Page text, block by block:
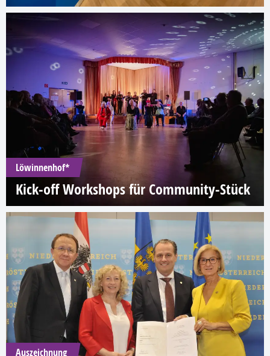
Löwinnenhof*
Kick-off Workshops für Community-Stück
Auszeichnung